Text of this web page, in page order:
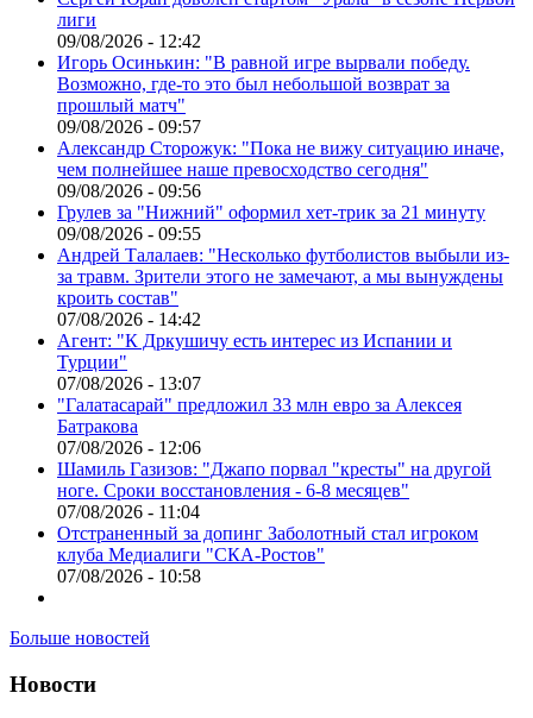
лиги
09/08/2026 - 12:42
Игорь Осинькин: "В равной игре вырвали победу.
Возможно, где-то это был небольшой возврат за
прошлый матч"
09/08/2026 - 09:57
Александр Сторожук: "Пока не вижу ситуацию иначе,
чем полнейшее наше превосходство сегодня"
09/08/2026 - 09:56
Грулев за "Нижний" оформил хет-трик за 21 минуту
09/08/2026 - 09:55
Андрей Талалаев: "Несколько футболистов выбыли из-
за травм. Зрители этого не замечают, а мы вынуждены
кроить состав"
07/08/2026 - 14:42
Агент: "К Дркушичу есть интерес из Испании и
Турции"
07/08/2026 - 13:07
"Галатасарай" предложил 33 млн евро за Алексея
Батракова
07/08/2026 - 12:06
Шамиль Газизов: "Джапо порвал "кресты" на другой
ноге. Сроки восстановления - 6-8 месяцев"
07/08/2026 - 11:04
Отстраненный за допинг Заболотный стал игроком
клуба Медиалиги "СКА-Ростов"
07/08/2026 - 10:58
Больше новостей
Новости